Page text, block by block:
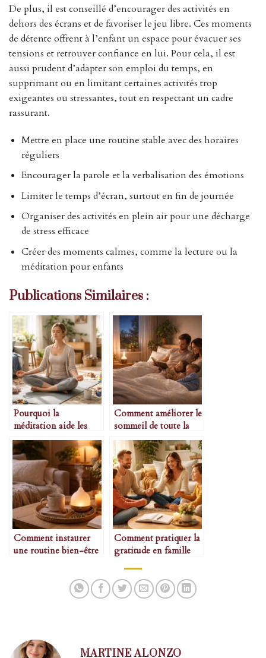
De plus, il est conseillé d’encourager des activités en
dehors des écrans et de favoriser le jeu libre. Ces moments
de détente offrent à l’enfant un espace pour évacuer ses
tensions et retrouver confiance en lui. Pour cela, il est
aussi prudent d’adapter son emploi du temps, en
supprimant ou en limitant certaines activités trop
exigeantes ou stressantes, tout en respectant un cadre
rassurant.
Mettre en place une routine stable avec des horaires
réguliers
Encourager la parole et la verbalisation des émotions
Limiter le temps d’écran, surtout en fin de journée
Organiser des activités en plein air pour une décharge
de stress efficace
Créer des moments calmes, comme la lecture ou la
méditation pour enfants
Publications Similaires :
Pourquoi la
méditation aide les
mamans débordées
Comment améliorer le
sommeil de toute la
famille
Comment instaurer
une routine bien-être
Comment pratiquer la
gratitude en famille
MARTINE ALONZO